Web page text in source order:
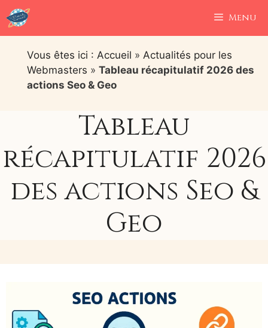
Aller
au
contenu
Menu
Vous êtes ici : Accueil » Actualités pour les
Webmasters » Tableau récapitulatif 2026 des
actions Seo & Geo
Tableau
récapitulatif 2026
des actions Seo &
Geo